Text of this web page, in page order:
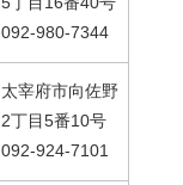
092-980-7344
太宰府市向佐野
2丁目5番10号
092-924-7101